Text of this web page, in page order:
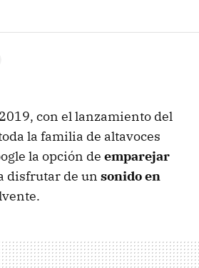
con el lanzamiento del
la familia de altavoces
la opción de emparejar
disfrutar de un sonido en